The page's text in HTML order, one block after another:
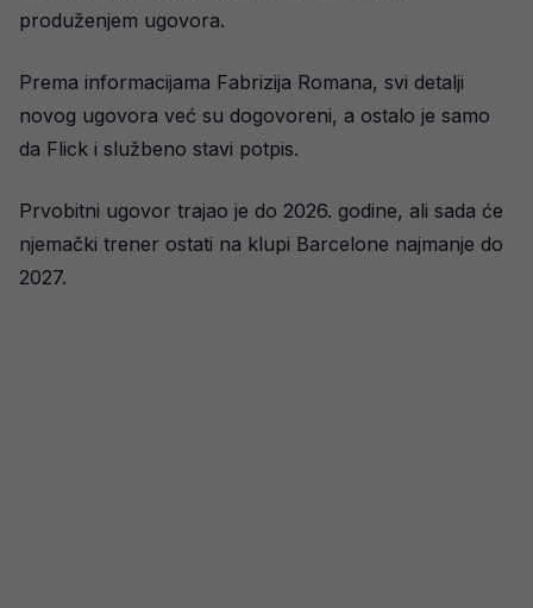
produženjem ugovora.
Prema informacijama Fabrizija Romana, svi detalji
novog ugovora već su dogovoreni, a ostalo je samo
da Flick i službeno stavi potpis.
Prvobitni ugovor trajao je do 2026. godine, ali sada će
njemački trener ostati na klupi Barcelone najmanje do
2027.